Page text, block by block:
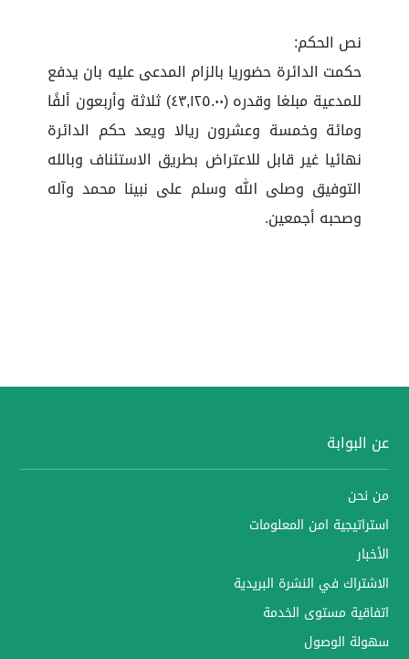
نص الحكم:
حكمت الدائرة حضوريا بالزام المدعى عليه بان يدفع
للمدعية مبلغا وقدره (٤٣,١٢٥.٠٠) ثلاثة وأربعون ألفًا
ومائة وخمسة وعشرون ريالا ويعد حكم الدائرة
نهائيا غير قابل للاعتراض بطريق الاستئناف وبالله
التوفيق وصلى الله وسلم على نبينا محمد وآله
وصحبه أجمعين.
عن البوابة
من نحن
استراتيجية امن المعلومات
الأخبار
الاشتراك في النشرة البريدية
اتفاقية مستوى الخدمة
سهولة الوصول